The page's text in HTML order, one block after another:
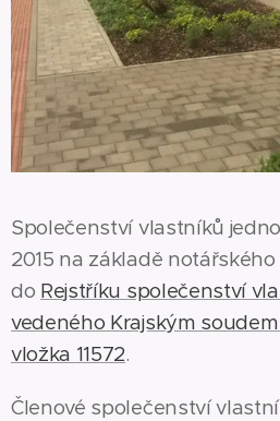
Společenství vlastníků
2015 na základě
do Rejstříku společenství
vedeného Krajským
vložka 11572.
Členové společenství